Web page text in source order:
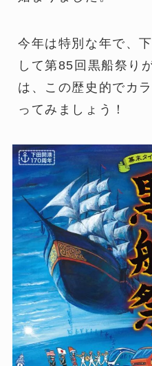
今年は特別な年で、
して第85回黒船祭り
は、この歴史的でカ
ってみましょう！